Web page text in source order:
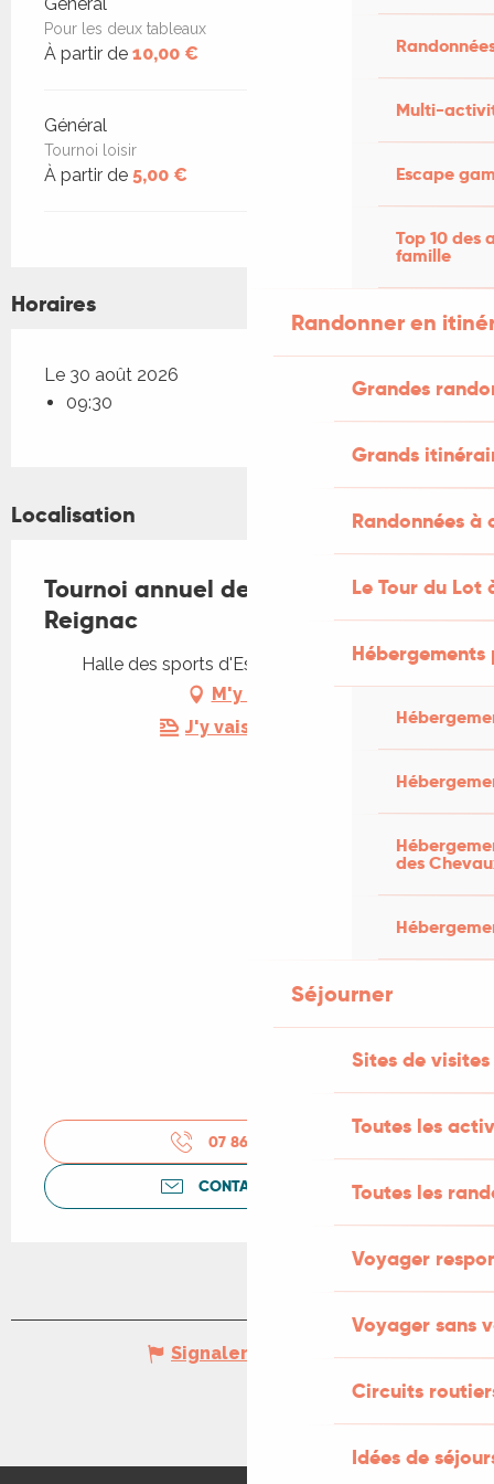
Multi-
Escape
Top 10 des
famille
Randonner en
Grandes
Grands
Randonnées
Le Tour du Lot
des
Séjourner
Sites de visites
Toutes les
Toutes les
Voyager
Voyager sans
Circuits
Idées de
Pour les deux tableaux
À partir de 10,00 €
Général
Tournoi loisir
À partir de 5,00 €
Horaires
Le 30 août 2026
09:30
Localisation
Tournoi annuel de Tennis de Table
Reignac
Halle des sports d'Espère, 46090 Espère
M'y rendre
J'y vais en train !
07 86 00 53
CONTACTEZ-NOUS
Signaler une erreur